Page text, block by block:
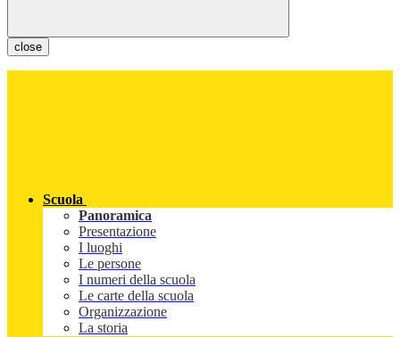
close
Scuola
Panoramica
Presentazione
I luoghi
Le persone
I numeri della scuola
Le carte della scuola
Organizzazione
La storia